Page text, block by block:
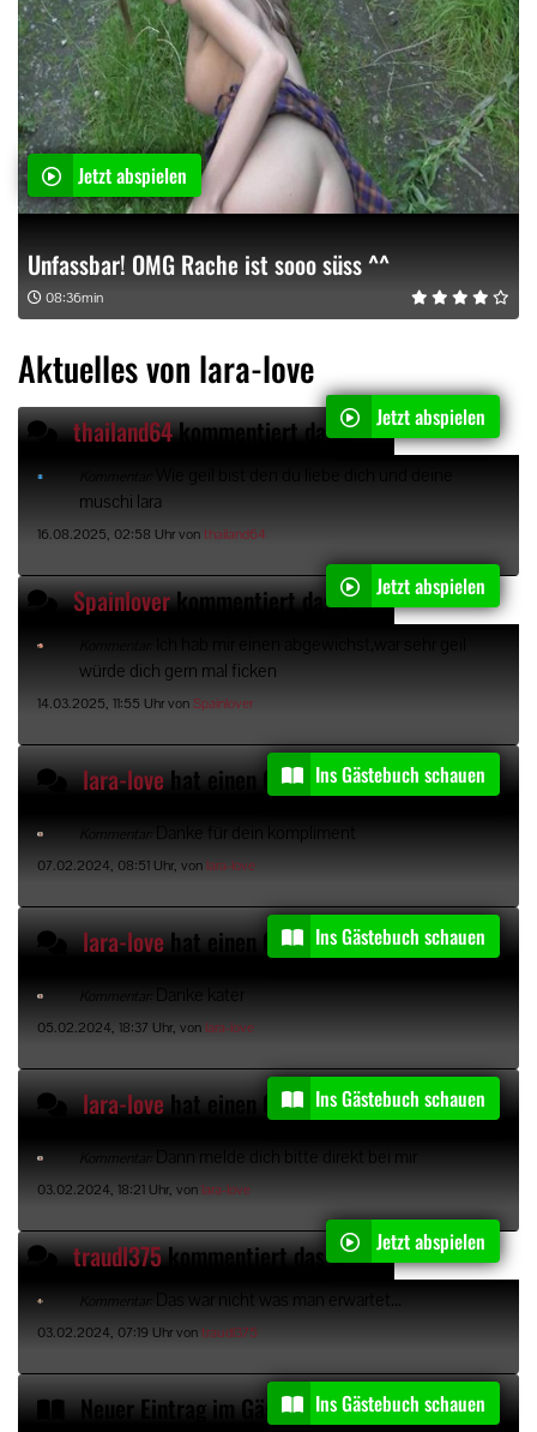
Jetzt abspielen
Unfassbar! OMG Rache ist sooo süss ^^
08:36min
Aktuelles von lara-love
thailand64kommentiert das Video " Mein erster
Jetzt abspielen
muschi lara
16.08.2025, 02:58 Uhr vonthailand64
Spainloverkommentiert das Video " Grandios!
Jetzt abspielen
würde dich gern mal ficken
14.03.2025, 11:55 Uhr vonSpainlover
lara-lovehat einen Gästebucheintrag kommentiertIns Gästebuch schauen
Kommentar: Danke für dein kompliment
07.02.2024, 08:51 Uhr, vonlara-love
lara-lovehat einen Gästebucheintrag kommentiertIns Gästebuch schauen
Kommentar: Danke kater
05.02.2024, 18:37 Uhr, vonlara-love
lara-lovehat einen Gästebucheintrag kommentiertIns Gästebuch schauen
Kommentar: Dann melde dich bitte direkt bei mir
03.02.2024, 18:21 Uhr, vonlara-love
traudl375kommentiert das Video " PUBLIC
Jetzt abspielen
Kommentar: Das war nicht was man erwartet...
03.02.2024, 07:19 Uhr vontraudl375
Neuer Eintrag im Gästebuch von Gedor
Ins Gästebuch schauen